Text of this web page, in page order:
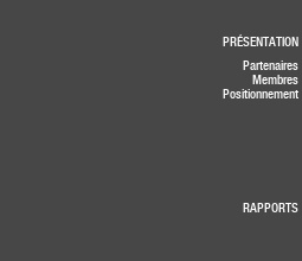
PRÉSENTATION
Partenaires
Membres
Positionnement
RAPPORTS